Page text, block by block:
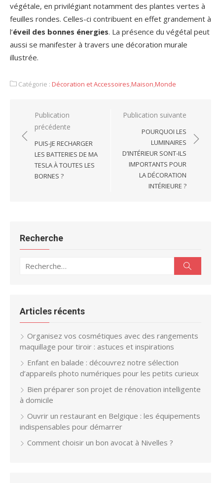
végétale, en privilégiant notamment des plantes vertes à
feuilles rondes. Celles-ci contribuent en effet grandement à
l’éveil des bonnes énergies. La présence du végétal peut
aussi se manifester à travers une décoration murale
illustrée.
Catégorie : Décoration et Accessoires,Maison,Monde
Navigation
de
l’article
Publication
précédente
PUIS-JE RECHARGER
LES BATTERIES DE MA
TESLA À TOUTES LES
BORNES ?
Publication suivante
POURQUOI LES
LUMINAIRES
D’INTÉRIEUR SONT-ILS
IMPORTANTS POUR
LA DÉCORATION
INTÉRIEURE ?
Recherche
Recherche
Articles récents
Organisez vos cosmétiques avec des rangements
maquillage pour tiroir : astuces et inspirations
Enfant en balade : découvrez notre sélection
d’appareils photo numériques pour les petits curieux
Bien préparer son projet de rénovation intelligente
à domicile
Ouvrir un restaurant en Belgique : les équipements
indispensables pour démarrer
Comment choisir un bon avocat à Nivelles ?